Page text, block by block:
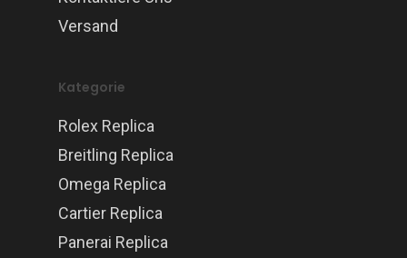
Versand
Kategorie
Rolex Replica
Breitling Replica
Omega Replica
Cartier Replica
Panerai Replica